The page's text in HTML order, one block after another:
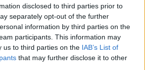
disclosed to third parties prior to
separately opt-out of the further
information by third parties on the
participants. This information may
us to third parties on the IAB’s List of
that may further disclose it to other